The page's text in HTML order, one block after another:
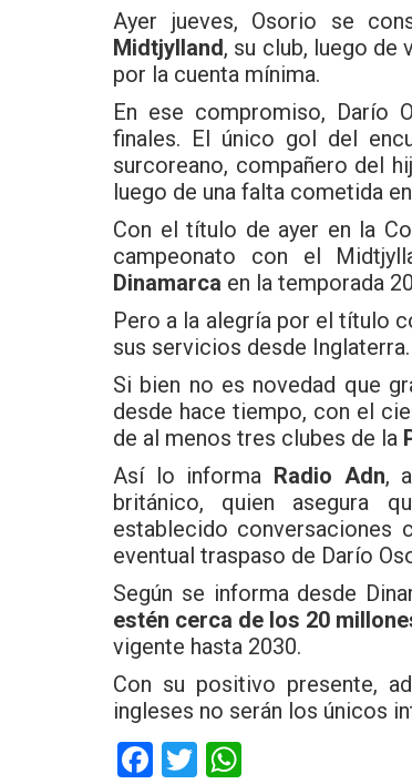
Ayer jueves, Osorio se
Midtjylland, su club, luego de
por la cuenta mínima.
En ese compromiso, Darío
finales. El único gol del
surcoreano, compañero del
luego de una falta cometida
Con el título de ayer en la
campeonato con el
Dinamarca en la temporada
Pero a la alegría por el título
sus servicios desde Inglaterra.
Si bien no es novedad que
desde hace tiempo, con el
de al menos tres clubes de la
Así lo informa Radio Adn,
británico, quien asegura
establecido conversaciones
eventual traspaso de Darío
Según se informa desde
estén cerca de los 20
vigente hasta 2030.
Con su positivo presente,
ingleses no serán los únicos
F
T